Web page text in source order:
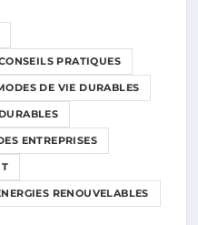
PRATIQUES
DE VIE DURABLES
ENTREPRISES
RENOUVELABLES